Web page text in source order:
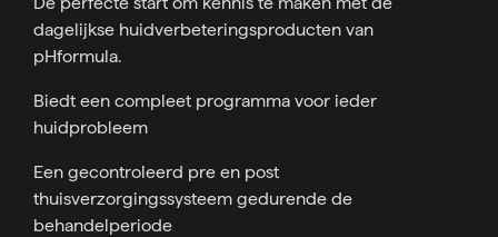
dagelijkse huidverbeteringsproducten van
pHformula.
Biedt een compleet programma voor ieder
huidprobleem
Een gecontroleerd pre en post
thuisverzorgingssysteem gedurende de
behandelperiode